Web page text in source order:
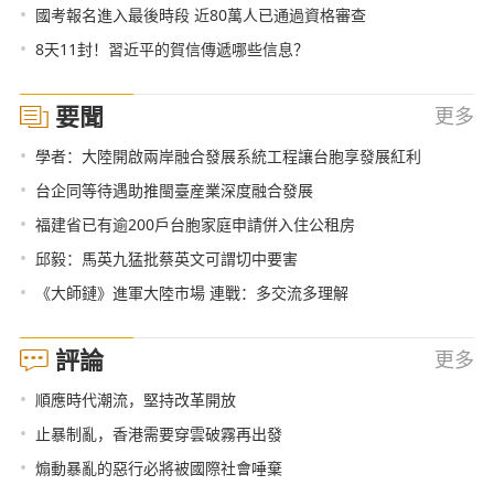
• 國考報名進入最後時段 近80萬人已通過資格審查
• 8天11封！習近平的賀信傳遞哪些信息？
要聞 更多
• 學者：大陸開啟兩岸融合發展系統工程讓台胞享發展紅利
• 台企同等待遇助推閩臺産業深度融合發展
• 福建省已有逾200戶台胞家庭申請併入住公租房
• 邱毅：馬英九猛批蔡英文可謂切中要害
• 《大師鏈》進軍大陸市場 連戰：多交流多理解
評論 更多
• 順應時代潮流，堅持改革開放
• 止暴制亂，香港需要穿雲破霧再出發
• 煽動暴亂的惡行必將被國際社會唾棄